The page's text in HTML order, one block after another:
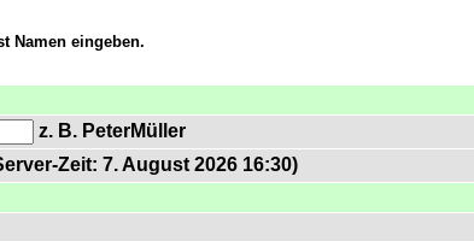
Namen eingeben.
z. B. PeterMüller
Zeit: 7. August 2026 16:30)